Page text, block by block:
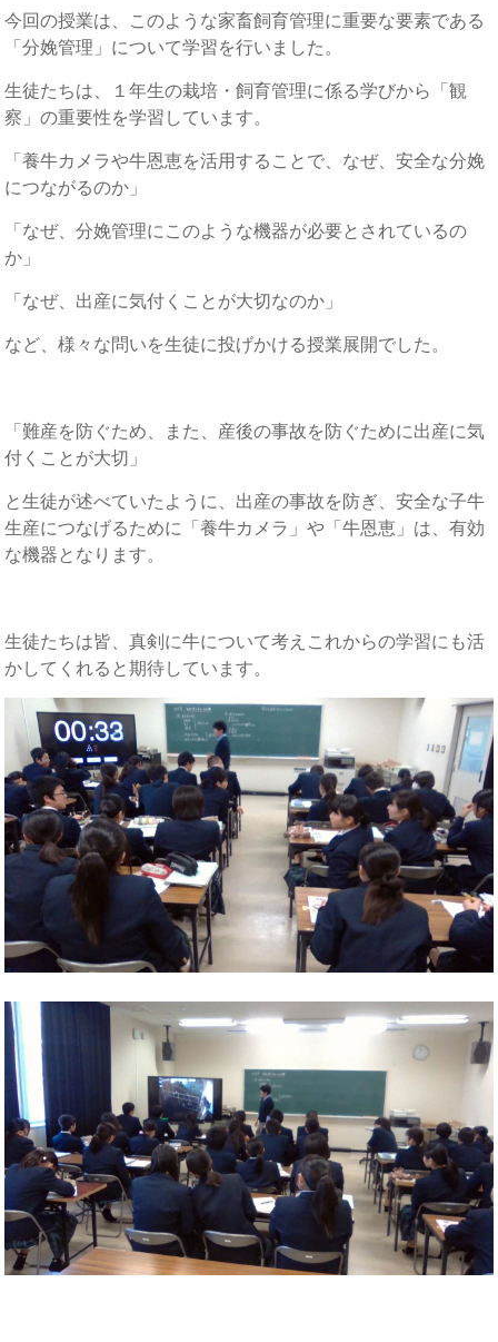
今回の授業は、このような家畜飼育管理に重要な要素である
「分娩管理」について学習を行いました。
生徒たちは、１年生の栽培・飼育管理に係る学びから「観
察」の重要性を学習しています。
「養牛カメラや牛恩恵を活用することで、なぜ、安全な分娩
につながるのか」
「なぜ、分娩管理にこのような機器が必要とされているの
か」
「なぜ、出産に気付くことが大切なのか」
など、様々な問いを生徒に投げかける授業展開でした。
「難産を防ぐため、また、産後の事故を防ぐために出産に気
付くことが大切」
と生徒が述べていたように、出産の事故を防ぎ、安全な子牛
生産につなげるために「養牛カメラ」や「牛恩恵」は、有効
な機器となります。
生徒たちは皆、真剣に牛について考えこれからの学習にも活
かしてくれると期待しています。